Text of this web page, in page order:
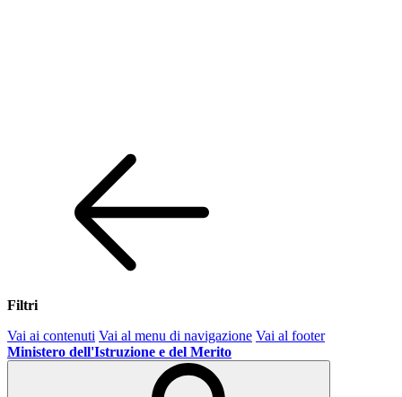
Filtri
Vai ai contenuti Vai al menu di navigazione Vai al footer
Ministero dell'Istruzione e del Merito